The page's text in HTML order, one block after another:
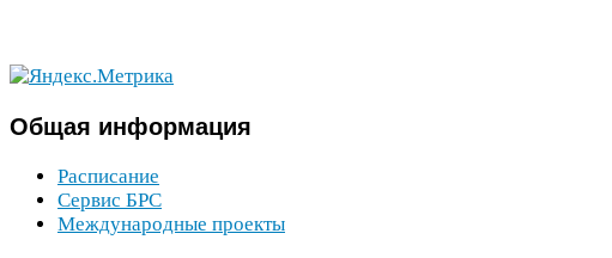
Общая информация
Расписание
Сервис БРС
Международные проекты